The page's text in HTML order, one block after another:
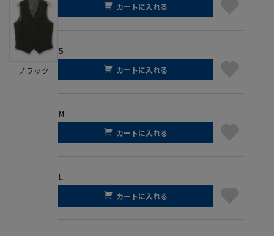
ブラック
カートに入れる
S
カートに入れる
M
カートに入れる
L
カートに入れる